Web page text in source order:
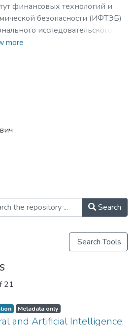
финансовых технологий и
безопасности (ИФТЭБ)
исследовательского
университета "МИФИ"
адаптироваться на
рынке труда и в бизнес-
more
Search
Search Tools
21
Metadata only
and Artificial Intelligence: